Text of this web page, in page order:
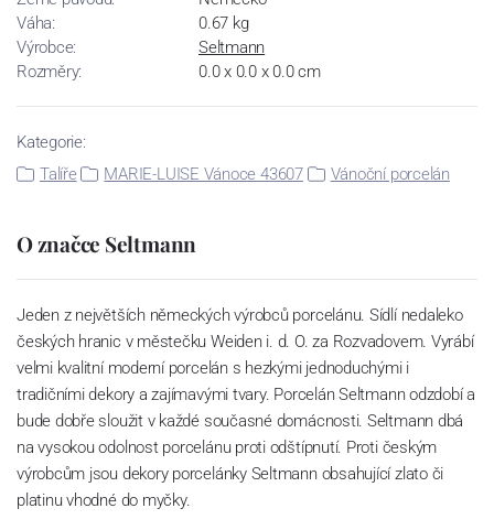
Váha:
0.67 kg
Výrobce:
Seltmann
Rozměry:
0.0 x 0.0 x 0.0 cm
Kategorie:
Talíře
MARIE-LUISE Vánoce 43607 Vánoční porcelán
O značce Seltmann
Jeden z největších německých výrobců porcelánu. Sídlí nedaleko
českých hranic v městečku Weiden i. d. O. za Rozvadovem. Vyrábí
velmi kvalitní moderní porcelán s hezkými jednoduchými i
tradičními dekory a zajímavými tvary. Porcelán Seltmann odzdobí a
bude dobře sloužit v každé současné domácnosti. Seltmann dbá
na vysokou odolnost porcelánu proti odštípnutí. Proti českým
výrobcům jsou dekory porcelánky Seltmann obsahující zlato či
platinu vhodné do myčky.